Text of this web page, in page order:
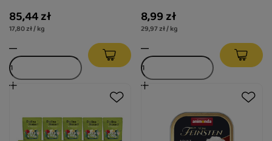
85,44 zł
17,80 zł / kg
8,99 zł
29,97 zł / kg